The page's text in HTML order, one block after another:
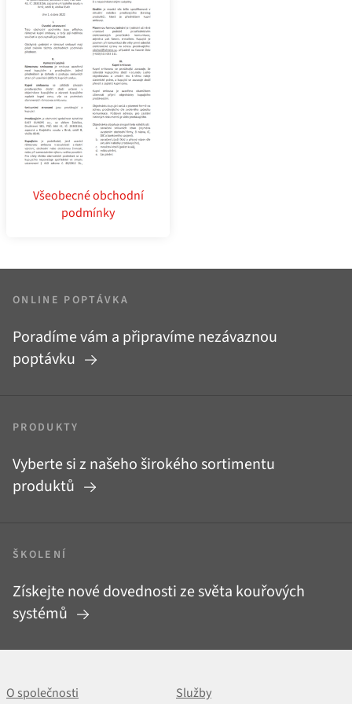
Všeobecné obchodní
podmínky
ONLINE POPTÁVKA
Poradíme vám a připravíme nezávaznou
poptávku
PRODUKTY
Vyberte si z našeho širokého sortimentu
produktů
ŠKOLENÍ
Získejte nové dovednosti ze světa kouřových
systémů
O společnosti Služby